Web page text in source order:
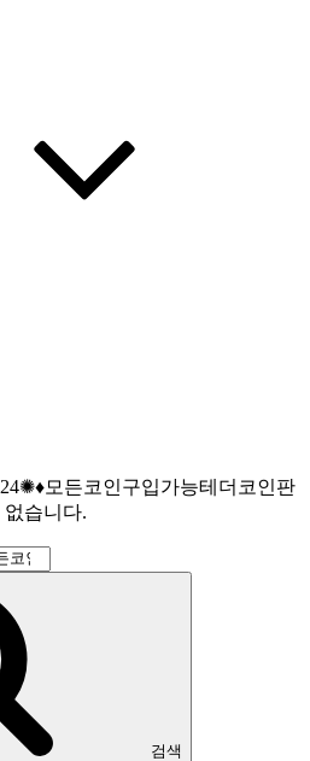
모든코인구입가능테더코인판
습니다.
검색